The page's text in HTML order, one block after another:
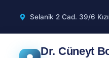
Selanik 2 Cad. 39/6
Dr. Cüneyt